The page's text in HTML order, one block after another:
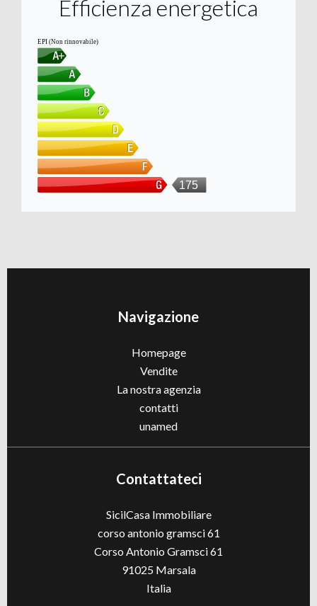
Efficienza energetica
EPI (Non rinnovabile)
175
Navigazione
Homepage
Vendite
La nostra agenzia
contatti
unamed
Contattateci
SicilCasa Immobiliare
corso antonio gramsci 61
Corso Antonio Gramsci 61
91025Marsala
Italia